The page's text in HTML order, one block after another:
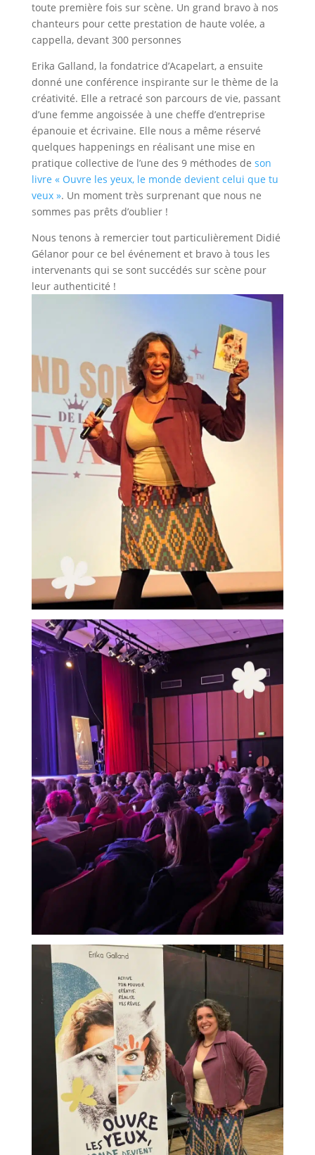
toute première fois sur scène. Un grand bravo à nos
chanteurs pour cette prestation de haute volée, a
cappella, devant 300 personnes
Erika Galland, la fondatrice d’Acapelart, a ensuite
donné une conférence inspirante sur le thème de la
créativité. Elle a retracé son parcours de vie, passant
d’une femme angoissée à une cheffe d’entreprise
épanouie et écrivaine. Elle nous a même réservé
quelques happenings en réalisant une mise en
pratique collective de l’une des 9 méthodes de son
livre « Ouvre les yeux, le monde devient celui que tu
veux ». Un moment très surprenant que nous ne
sommes pas prêts d’oublier !
Nous tenons à remercier tout particulièrement Didié
Gélanor pour ce bel événement et bravo à tous les
intervenants qui se sont succédés sur scène pour
leur authenticité !